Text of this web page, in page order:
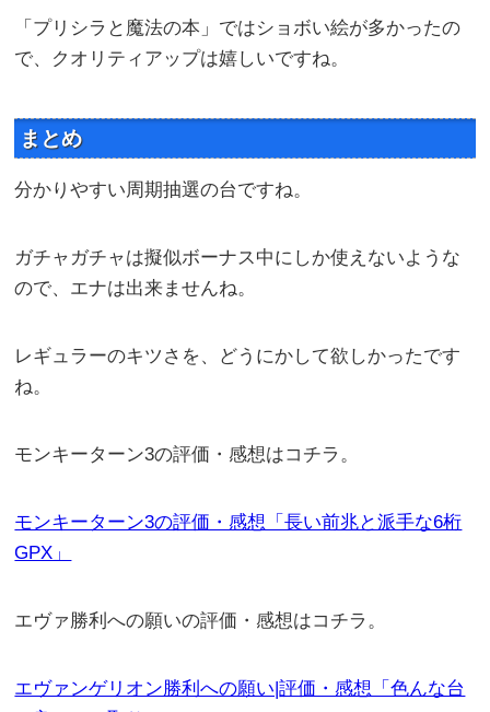
「プリシラと魔法の本」ではショボい絵が多かったの
で、クオリティアップは嬉しいですね。
まとめ
分かりやすい周期抽選の台ですね。
ガチャガチャは擬似ボーナス中にしか使えないような
ので、エナは出来ませんね。
レギュラーのキツさを、どうにかして欲しかったです
ね。
モンキーターン3の評価・感想はコチラ。
モンキーターン3の評価・感想「長い前兆と派手な6桁
GPX」
エヴァ勝利への願いの評価・感想はコチラ。
エヴァンゲリオン勝利への願い|評価・感想「色んな台